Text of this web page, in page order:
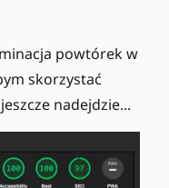
powtórek w
skorzystać
nadejdzie...